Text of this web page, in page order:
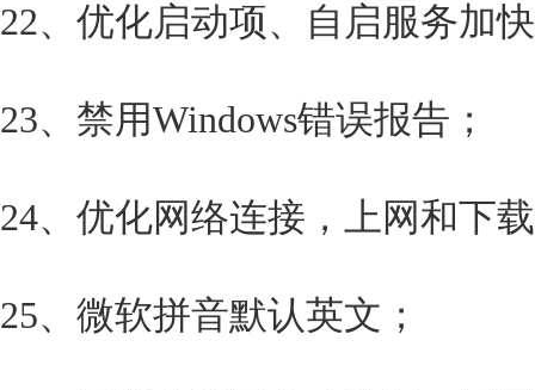
22、优化启动项、自启服务加
23、禁用Windows错误报告；
24、优化网络连接，上网和下
25、微软拼音默认英文；